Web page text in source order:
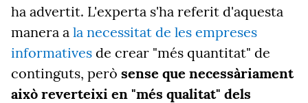
ha advertit. L'experta s'ha referit d'aquesta
manera a la necessitat de les empreses
informatives de crear "més quantitat" de
continguts, però sense que necessàriament
això reverteixi en "més qualitat" dels